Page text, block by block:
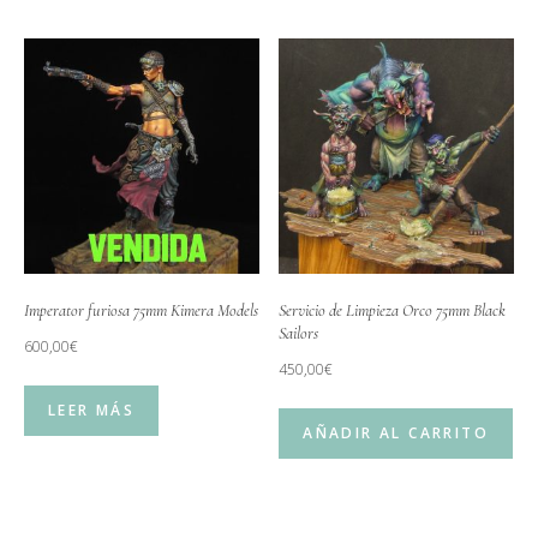
Imperator furiosa 75mm Kimera Models
600,00€
LEER MÁS
Servicio de Limpieza Orco 75mm Black
Sailors
450,00€
AÑADIR AL CARRITO